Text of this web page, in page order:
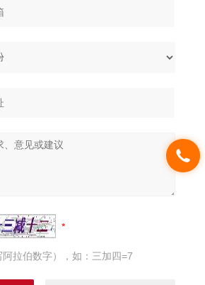
拉伯数字），如：三加四=7